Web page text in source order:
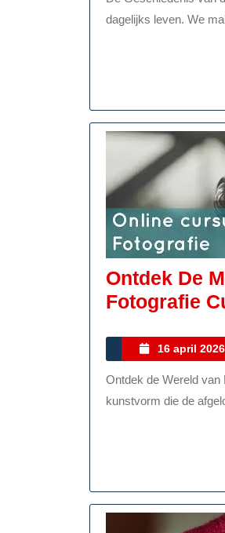
dagelijks leven. We
Ontdek De
Fotografie
16 april 2026
Ontdek de Wereld van Digitale Fotografie met Onze Cursus Digitale fotografie is een fascinerende
kunstvorm die de